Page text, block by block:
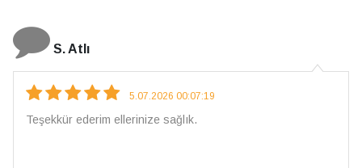
5.07.2026 00:07:19
ellerinize sağlık.